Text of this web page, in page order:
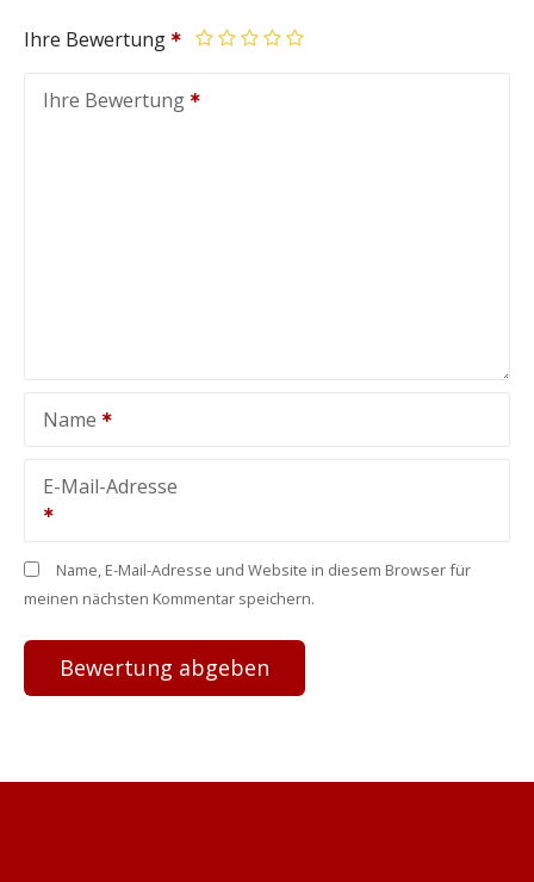
Ihre Bewertung
Ihre Bewertung
Name
E-Mail-Adresse
Name, E-Mail-Adresse und Website in diesem Browser für
meinen nächsten Kommentar speichern.